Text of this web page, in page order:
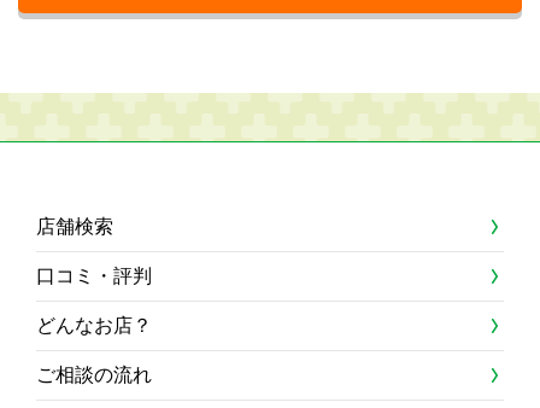
店舗検索
口コミ・評判
どんなお店？
ご相談の流れ